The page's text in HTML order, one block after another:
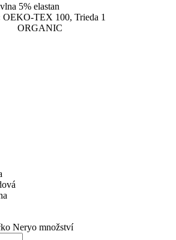
5% elastan
OEKO-TEX 100, Trieda 1
Neryo množství